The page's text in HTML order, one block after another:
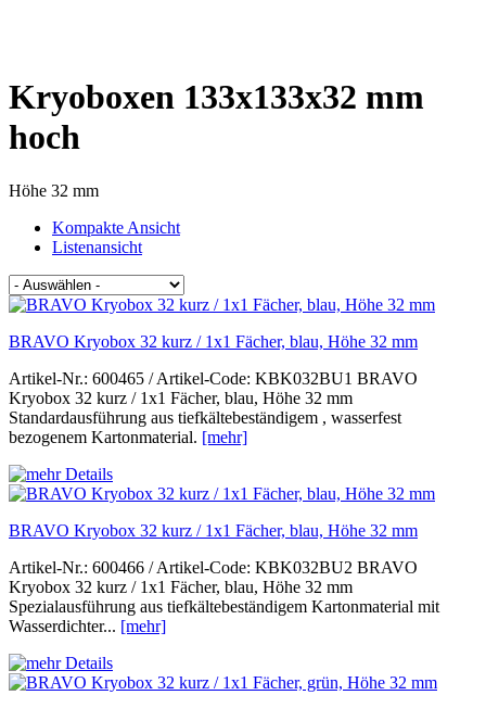
Kryoboxen 133x133x32 mm
hoch
Höhe 32 mm
Kompakte Ansicht
Listenansicht
BRAVO Kryobox 32 kurz / 1x1 Fächer, blau, Höhe 32 mm
Artikel-Nr.: 600465 / Artikel-Code: KBK032BU1 BRAVO
Kryobox 32 kurz / 1x1 Fächer, blau, Höhe 32 mm
Standardausführung aus tiefkältebeständigem , wasserfest
bezogenem Kartonmaterial. [mehr]
BRAVO Kryobox 32 kurz / 1x1 Fächer, blau, Höhe 32 mm
Artikel-Nr.: 600466 / Artikel-Code: KBK032BU2 BRAVO
Kryobox 32 kurz / 1x1 Fächer, blau, Höhe 32 mm
Spezialausführung aus tiefkältebeständigem Kartonmaterial mit
Wasserdichter... [mehr]